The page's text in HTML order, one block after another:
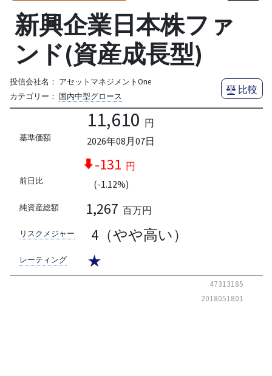
新興企業日本株ファ
ンド(資産成長型)
投信会社名： アセットマネジメントOne
カテゴリー： 国内中型グロース
比較
基準価額
11,610 円
2026年08月07日
前日比
-131 円
(-1.12%)
純資産総額 1,267 百万円
リスクメジャー 4（やや高い）
レーティング ★
47313185
2018051801